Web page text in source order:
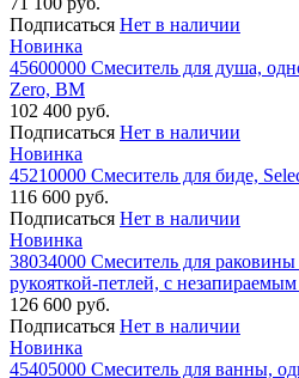
Подписаться Нет в наличии
Новинка
45600000 Смеситель для душа,
Zero, ВМ
102 400 руб.
Подписаться Нет в наличии
Новинка
45210000 Смеситель для биде,
116 600 руб.
Подписаться Нет в наличии
Новинка
38034000 Смеситель для
рукояткой-петлей, с
126 600 руб.
Подписаться Нет в наличии
Новинка
45405000 Смеситель для ванны,